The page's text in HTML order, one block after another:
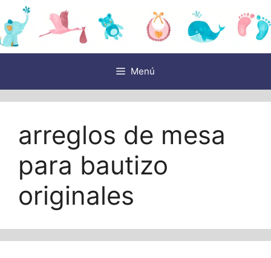
Saltar
al
contenido
Menú
arreglos de mesa
para bautizo
originales